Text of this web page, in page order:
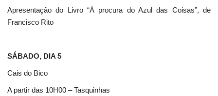
Apresentação do Livro “À procura do Azul das Coisas”, de
Francisco Rito
SÁBADO, DIA 5
Cais do Bico
A partir das 10H00 – Tasquinhas